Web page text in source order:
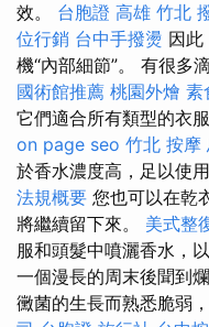
效。 台胞證 高雄 竹北
位行銷 台中手撥燙 因此
機“內部細節”。 有很多
國術館推薦 桃園外燴 素
它們適合所有類型的衣
on page seo 竹北 按摩
於香水濃度高，足以使
法規概要 您也可以在乾
將繼續留下來。 美式整
服和頭髮中噴灑香水，
一個漫長的周末後聞到
黴菌的生長而熟悉脆弱